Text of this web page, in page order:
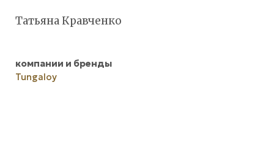
Татьяна Кравченко
компании и бренды
Tungaloy